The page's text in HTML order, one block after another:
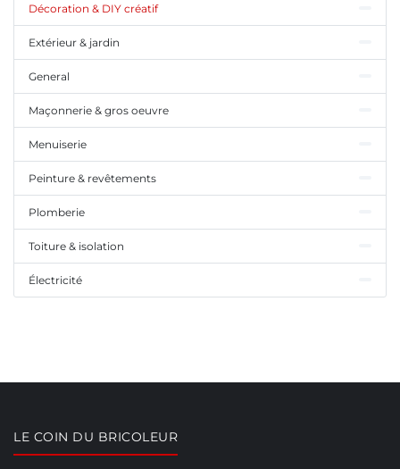
Décoration & DIY créatif
Extérieur & jardin
General
Maçonnerie & gros oeuvre
Menuiserie
Peinture & revêtements
Plomberie
Toiture & isolation
Électricité
LE COIN DU BRICOLEUR